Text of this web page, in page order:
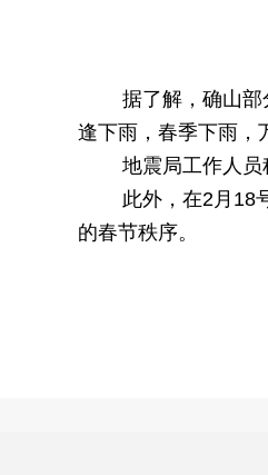
据了解，确山部分
逢下雨，春季下雨，
地震局工作人员称
此外，在2月18号
的春节秩序。